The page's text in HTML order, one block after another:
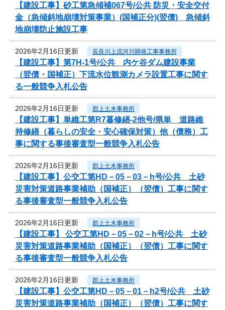
【建設工事】砂工第急傾補067号/公共 防災・安全交付
金（急傾斜地崩壊対策事業）(国補正分)(翌債) 急傾斜
地崩壊防止施設工事
2026年2月16日更新 長良川上流河川開発工事事務所
【建設工事】第7H-1号/公共 内ケ谷ダム建設事業
（翌債・国補正）下流水位観測カメラ設置工事に関す
る一般競争入札公告
2026年2月16日更新 郡上土木事務所
【建設工事】単維工第R7暮修繕-2他号/県単 道路維
持修繕（暮らしの安全・安心確保対策）他（債務）工
事に関する事後審査型一般競争入札公告
2026年2月16日更新 郡上土木事務所
【建設工事】公交工第HD－05－03－h号/公共 土砂
災害対策道路事業補助（国補正）（翌債）工事に関す
る事後審査型一般競争入札公告
2026年2月16日更新 郡上土木事務所
【建設工事】 公交工第HD－05－02－h号/公共 土砂
災害対策道路事業補助（国補正）（翌債）工事に関す
る事後審査型一般競争入札公告
2026年2月16日更新 郡上土木事務所
【建設工事】公交工第HD－05－01－h2号/公共 土砂
災害対策道路事業補助（国補正）（翌債）工事に関す